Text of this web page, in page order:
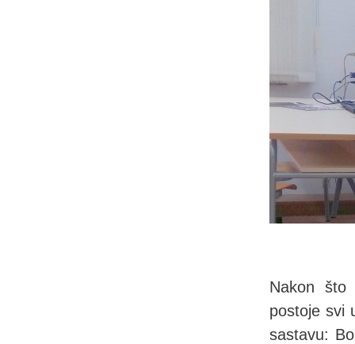
Nakon što
postoje svi
sastavu: